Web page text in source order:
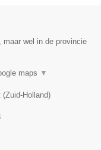
maar wel in de provincie
maps ▼
(Zuid-Holland)